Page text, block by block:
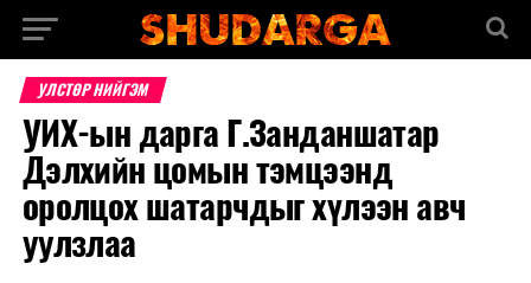
УЛСТӨР НИЙГЭМ
УИХ-ын дарга Г.Занданшатар
Дэлхийн цомын тэмцээнд
оролцох шатарчдыг хүлээн авч
уулзлаа